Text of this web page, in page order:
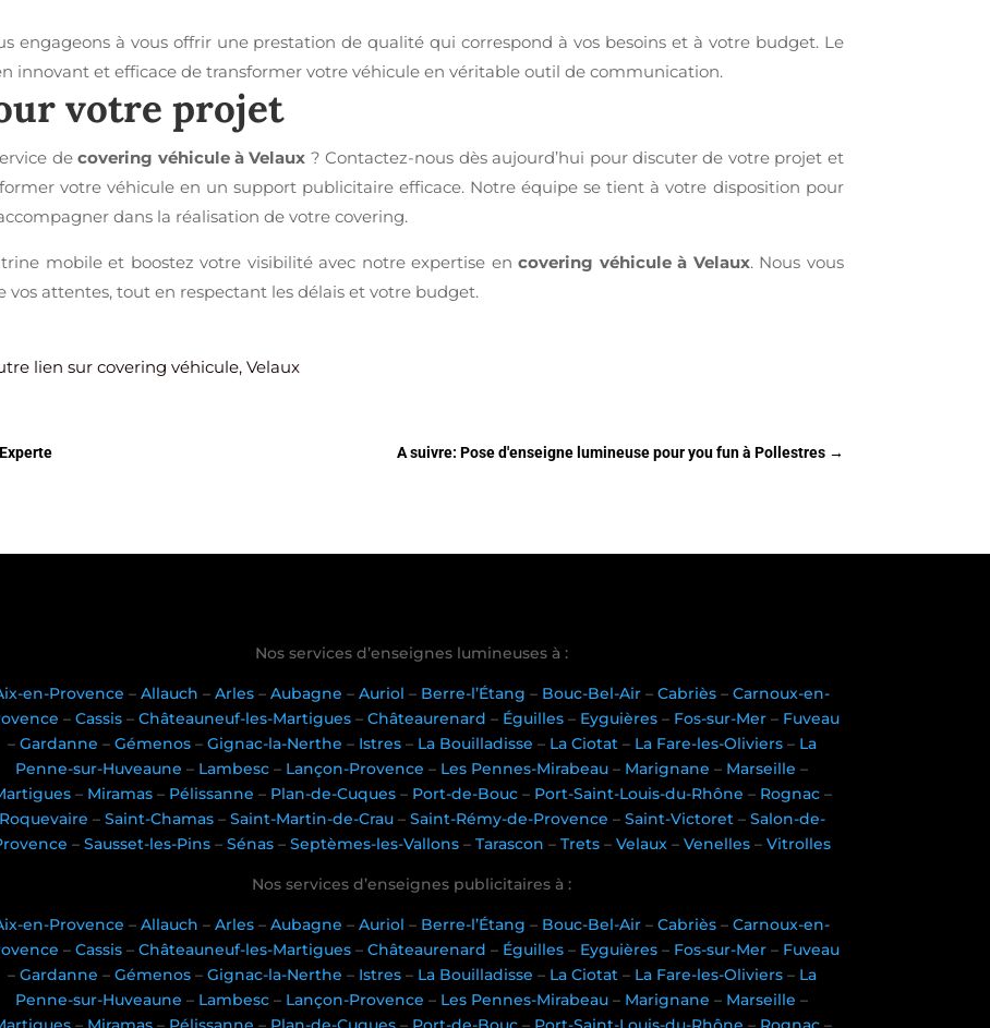
engageons à vous offrir une prestation de qualité qui correspond à vos besoins et à votre budget. Le
innovant et efficace de transformer votre véhicule en véritable outil de communication.
votre projet
decovering véhicule à Velaux ? Contactez-nous dès aujourd’hui pour discuter de votre projet et
votre véhicule en un support publicitaire efficace. Notre équipe se tient à votre disposition pour
dans la réalisation de votre covering.
mobile et boostez votre visibilité avec notre expertise encovering véhicule à Velaux. Nous vous
vos attentes, tout en respectant les délais et votre budget.
lien sur covering véhicule, Velaux
A suivre: Pose d'enseigne lumineuse pour you fun à Pollestres→
Nos services d’enseignes lumineuses à :
en-Provence –Allauch –Arles –Aubagne –Auriol – Berre-l’Étang – Bouc-Bel-Air –Cabriès –Carnoux-en-
–Cassis –Châteauneuf-les-Martigues –Châteaurenard – Éguilles – Eyguières – Fos-sur-Mer – Fuveau
– Gardanne – Gémenos– Gignac-la-Nerthe – Istres– La Bouilladisse – La Ciotat– La Fare-les-Oliviers– La
Penne-sur-Huveaune – Lambesc – Lançon-Provence – Les Pennes-Mirabeau – Marignane – Marseille –
– Miramas– Pélissanne – Plan-de-Cuques– Port-de-Bouc– Port-Saint-Louis-du-Rhône – Rognac–
Roquevaire – Saint-Chamas– Saint-Martin-de-Crau– Saint-Rémy-de-Provence – Saint-Victoret– Salon-de-
–Sausset-les-Pins –Sénas –Septèmes-les-Vallons –Tarascon –Trets –Velaux –Venelles –Vitrolles
Nos services d’enseignes publicitaires à :
en-Provence –Allauch –Arles –Aubagne –Auriol – Berre-l’Étang – Bouc-Bel-Air –Cabriès –Carnoux-en-
–Cassis –Châteauneuf-les-Martigues –Châteaurenard – Éguilles – Eyguières – Fos-sur-Mer – Fuveau
– Gardanne – Gémenos– Gignac-la-Nerthe – Istres– La Bouilladisse – La Ciotat– La Fare-les-Oliviers– La
Penne-sur-Huveaune – Lambesc – Lançon-Provence – Les Pennes-Mirabeau – Marignane – Marseille –